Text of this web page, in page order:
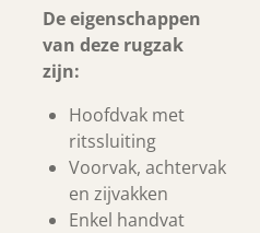
De eigenschappen
van deze rugzak
zijn:
Hoofdvak met
ritssluiting
Voorvak, achtervak
en zijvakken
Enkel handvat